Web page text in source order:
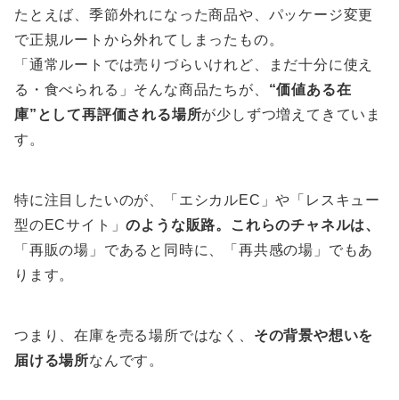
たとえば、季節外れになった商品や、パッケージ変更
で正規ルートから外れてしまったもの。
「通常ルートでは売りづらいけれど、まだ十分に使え
る・食べられる」そんな商品たちが、 “価値ある在
庫”として再評価される場所が少しずつ増えてきていま
す。
特に注目したいのが、「エシカルEC」や「レスキュー
型のECサイト」のような販路。これらのチャネルは、
「再販の場」であると同時に、「再共感の場」でもあ
ります。
つまり、在庫を売る場所ではなく、 その背景や想いを
届ける場所なんです。